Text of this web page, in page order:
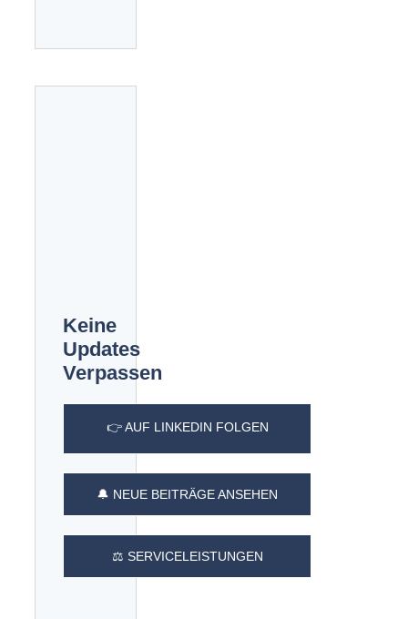
Keine
Updates
Verpassen
👉 AUF LINKEDIN FOLGEN
🔔 NEUE BEITRÄGE ANSEHEN
⚖️ SERVICELEISTUNGEN